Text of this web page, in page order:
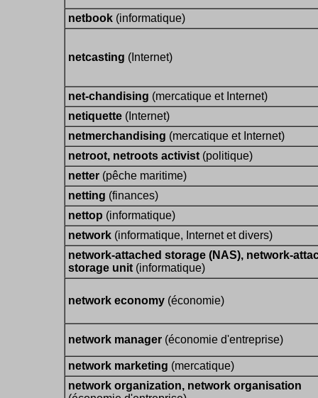
netbook (informatique)
netcasting (Internet)
net-chandising (mercatique et Internet)
netiquette (Internet)
netmerchandising (mercatique et Internet)
netroot, netroots activist (politique)
netter (pêche maritime)
netting (finances)
nettop (informatique)
network (informatique, Internet et divers)
network-attached storage (NAS), network-
storage unit (informatique)
network economy (économie)
network manager (économie d'entreprise)
network marketing (mercatique)
network organization, network organisation